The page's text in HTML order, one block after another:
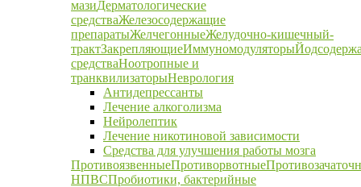
мазиДерматологические
средстваЖелезосодержащие
препаратыЖелчегонныеЖелудочно-кишечный-
трактЗакрепляющиеИммуномодуляторы
средстваНоотропные и
транквилизаторыНеврология
Антидепрессанты
Лечение алкоголизма
Нейролептик
Лечение никотиновой зависимости
Средства для улучшения работы мозга
ПротивоязвенныеПротиворвотные
НПВСПробиотики, бактерийные